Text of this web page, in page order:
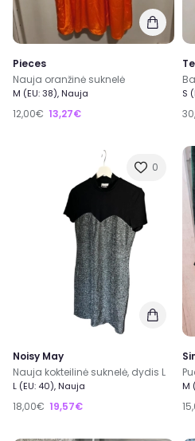
Pieces
Nauja oranžinė suknelė
M (EU: 38), Nauja
12,00€ 13,27€
S
0
Noisy May
Nauja kokteilinė suknelė, dydis L
L (EU: 40), Nauja
18,00€ 19,57€
M